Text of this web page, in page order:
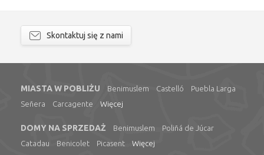
Skontaktuj się z nami
MIASTA W POBLIŻU Benimuslem Castelló
Puebla Larga
Señera
Carcagente Więcej
DOMY NA SPRZEDAŻ Benimuslem
Poliñá de Júcar
Catadau
Benicolet Picasent Więcej